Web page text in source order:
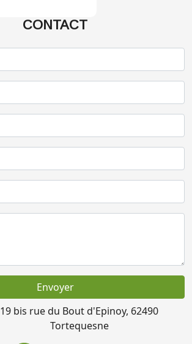
CONTACT
Envoyer
19 bis rue du Bout d'Epinoy, 62490
Tortequesne